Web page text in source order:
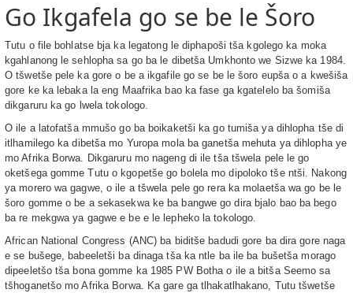
Go Ikgafela go se be le Šoro
Tutu o file bohlatse bja ka legatong le diphapoši tša kgolego ka moka
kgahlanong le sehlopha sa go ba le dibetša Umkhonto we Sizwe ka 1984.
O tšwetše pele ka gore o be a ikgafile go se be le šoro eupša o a kwešiša
gore ke ka lebaka la eng Maafrika bao ka fase ga kgatelelo ba šomiša
dikgaruru ka go lwela tokologo.
O ile a latofatša mmušo go ba boikaketši ka go tumiša ya dihlopha tše di
itlhamilego ka dibetša mo Yuropa mola ba ganetša mehuta ya dihlopha ye
mo Afrika Borwa. Dikgaruru mo nageng di ile tša tšwela pele le go
oketšega gomme Tutu o kgopetše go bolela mo dipoloko tše ntši. Nakong
ya morero wa gagwe, o ile a tšwela pele go rera ka molaetša wa go be le
šoro gomme o be a sekasekwa ke ba bangwe go dira bjalo bao ba bego
ba re mekgwa ya gagwe e be e le lepheko la tokologo.
African National Congress (ANC) ba biditše badudi gore ba dira gore naga
e se bušege, babeeletši ba dinaga tša ka ntle ba ile ba bušetša morago
dipeeletšo tša bona gomme ka 1985 PW Botha o ile a bitša Seemo sa
tšhoganetšo mo Afrika Borwa. Ka gare ga tlhakatlhakano, Tutu tšwetše